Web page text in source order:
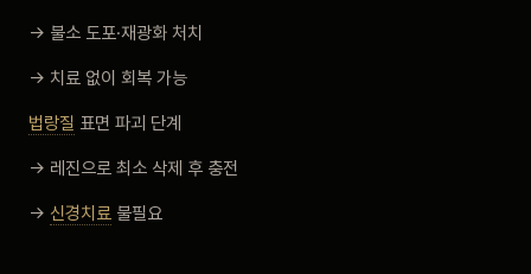
→ 불소 도포·재광화 처치
→ 치료 없이 회복 가능
법랑질 표면 파괴 단계
→ 레진으로 최소 삭제 후 충전
→ 신경치료 불필요